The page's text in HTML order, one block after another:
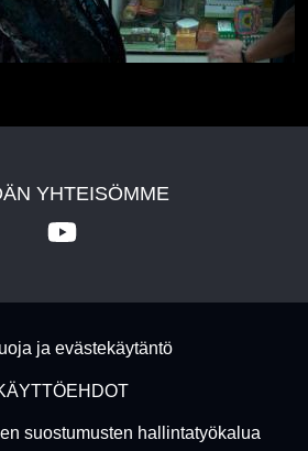
YHTEISÖMME
ja evästekäytäntö
suostumusten hallintatyökalua